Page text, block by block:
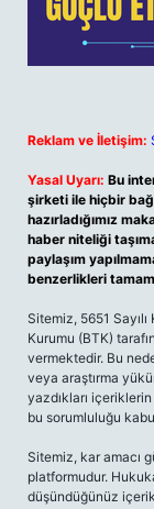
Reklam ve İletişim:
Yasal Uyarı: Bu
şirketi ile hiçbir
hazırladığımız
haber niteliği
paylaşım
benzerlikleri
Sitemiz, 5651
Kurumu (BTK)
vermektedir. Bu
veya araştırma
yazdıkları
bu sorumluluğu
Sitemiz, kar amacı
platformudur.
düşündüğünüz